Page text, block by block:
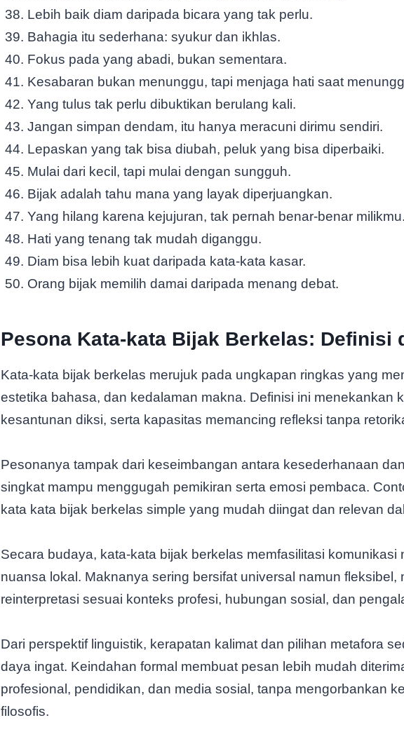
Lebih baik diam daripada bicara yang tak perlu.
Bahagia itu sederhana: syukur dan ikhlas.
Fokus pada yang abadi, bukan sementara.
Kesabaran bukan menunggu, tapi menjaga hati saat
Yang tulus tak perlu dibuktikan berulang kali.
Jangan simpan dendam, itu hanya meracuni dirimu sendiri.
Lepaskan yang tak bisa diubah, peluk yang bisa diperbaiki.
Mulai dari kecil, tapi mulai dengan sungguh.
Bijak adalah tahu mana yang layak diperjuangkan.
Yang hilang karena kejujuran, tak pernah benar-benar milikmu.
Hati yang tenang tak mudah diganggu.
Diam bisa lebih kuat daripada kata-kata kasar.
Orang bijak memilih damai daripada menang debat.
Pesona Kata-kata Bijak Berkelas: Definisi
Kata-kata bijak berkelas merujuk pada ungkapan ringkas yang
estetika bahasa, dan kedalaman makna. Definisi ini menekankan
kesantunan diksi, serta kapasitas memancing refleksi tanpa
Pesonanya tampak dari keseimbangan antara kesederhanaan
singkat mampu menggugah pemikiran serta emosi pembaca.
kata kata bijak berkelas simple yang mudah diingat dan relevan
Secara budaya, kata-kata bijak berkelas memfasilitasi komunikasi
nuansa lokal. Maknanya sering bersifat universal namun fleksibel,
reinterpretasi sesuai konteks profesi, hubungan sosial, dan
Dari perspektif linguistik, kerapatan kalimat dan pilihan metafora
daya ingat. Keindahan formal membuat pesan lebih mudah
profesional, pendidikan, dan media sosial, tanpa mengorbankan
filosofis.